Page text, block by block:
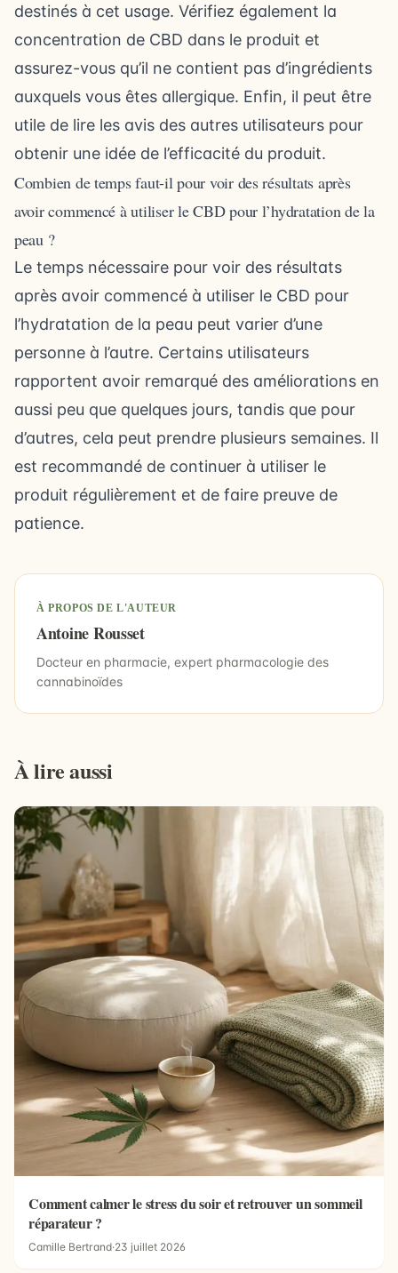
destinés à cet usage. Vérifiez également la
concentration de CBD dans le produit et
assurez-vous qu’il ne contient pas d’ingrédients
auxquels vous êtes allergique. Enfin, il peut être
utile de lire les avis des autres utilisateurs pour
obtenir une idée de l’efficacité du produit.
Combien de temps faut-il pour voir des résultats après
avoir commencé à utiliser le CBD pour l’hydratation de la
peau ?
Le temps nécessaire pour voir des résultats
après avoir commencé à utiliser le CBD pour
l’hydratation de la peau peut varier d’une
personne à l’autre. Certains utilisateurs
rapportent avoir remarqué des améliorations en
aussi peu que quelques jours, tandis que pour
d’autres, cela peut prendre plusieurs semaines. Il
est recommandé de continuer à utiliser le
produit régulièrement et de faire preuve de
patience.
À PROPOS DE L'AUTEUR
Antoine Rousset
Docteur en pharmacie, expert pharmacologie des
cannabinoïdes
À lire aussi
Comment calmer le stress du soir et retrouver un sommeil
réparateur ?
Camille Bertrand·23 juillet 2026